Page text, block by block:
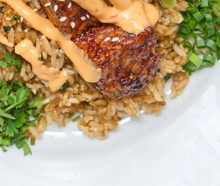
Meistä
Sustainable Flow
Yhteystiedot
Kumppanit
Media
Historia
Uutiset
Lue uusimmat
Uutiskirje
Artikkelit